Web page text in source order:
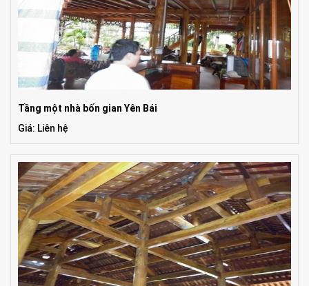
Tầng một nhà bốn gian Yên Bái
Giá: Liên hệ